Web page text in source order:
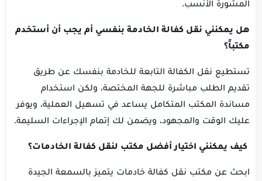
المشورة الأنسب.
هل يمكنني نقل كفالة الخادمة بنفسي أم يجب أن أستخدم
مكتباً؟
تستطيع نقل الكفالة التابعة للخادمة بنفسك عن طريق
تقديم الطلب مباشرة للجهة المختصة، ولكن استخدام
مساندة المكتب المتكامل يساعد في تسهيل العملية، ويوفر
عليك الوقت والمجهود، ويضمن لك إتمام الإجراءات السليمة.
كيف يمكنني اختيار أفضل مكتب لنقل كفالة الخادمات؟
ابحث عن مكتب نقل كفالة خادمات يتميز بالسمعة الجيدة